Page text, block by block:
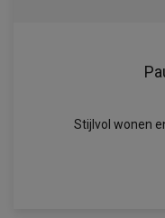
Stijlvol wonen